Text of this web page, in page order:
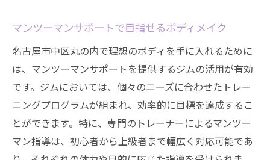
マンツーマンサポートで目指せるボディメイク
名古屋市中区丸の内で理想のボディを手に入れるために
は、マンツーマンサポートを提供するジムの活用が有効
です。ジムにおいては、個々のニーズに合わせたトレー
ニングプログラムが組まれ、効率的に目標を達成するこ
とができます。特に、専門のトレーナーによるマンツー
マン指導は、初心者から上級者まで幅広く対応可能であ